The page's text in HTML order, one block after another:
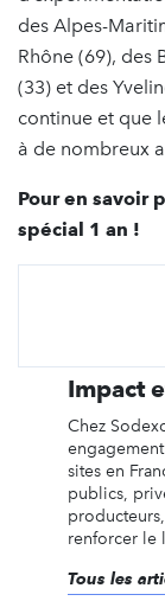
des Alpes-
Rhône (69), des
(33) et des
continue et que
à de nombreux
Pour en savoir
spécial 1 an !
Impact
Chez
sites en
publics,
renforcer le
Tous les